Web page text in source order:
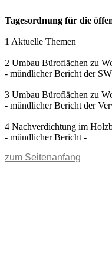
Tagesordnung für die
1 Aktuelle Themen
2 Umbau Büroflächen zu
- mündlicher Bericht der
3 Umbau Büroflächen zu
- mündlicher Bericht der
4 Nachverdichtung im
- mündlicher Bericht -
zum Seitenanfang